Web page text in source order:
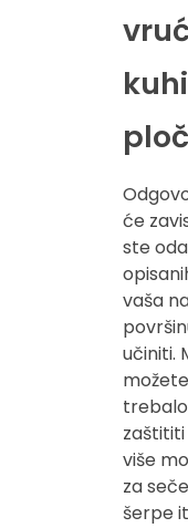
će
ste
vaša
učiniti.
zaštititi
više
za
šerpe